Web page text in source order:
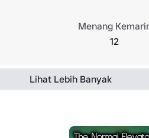
Menang
12
Lihat Lebih Banyak